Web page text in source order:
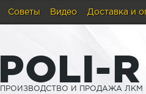
Советы Видео Доставка и
POLI-R
ПРОИЗВОДСТВО И ПРОДАЖА ЛКМ